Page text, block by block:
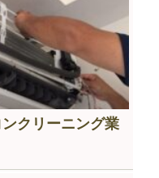
クリーニング業